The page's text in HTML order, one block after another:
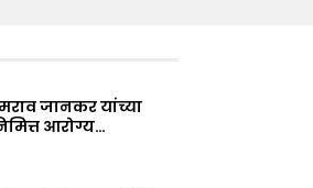
जानकर यांच्या
आरोग्य…